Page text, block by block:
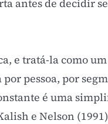
antes de decidir
e tratá-la como
por pessoa, por
é uma
e Nelson